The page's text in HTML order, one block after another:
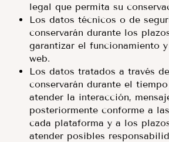
legal que permita su
Los datos técnicos o de
conservarán durante los
garantizar el funcionamiento
web.
Los datos tratados a través
conservarán durante el
atender la interacción,
posteriormente conforme a
cada plataforma y a los
atender posibles